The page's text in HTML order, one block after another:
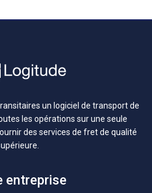
un logiciel de transport de
les opérations sur une seule
des services de fret de qualité
entreprise